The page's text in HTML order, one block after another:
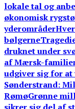
lokale tal og
økonomisk
yderområder
bølgerne
druknet under
af Mærsk-
udgiver sig for
Sønderstrand:
RømøGrønne